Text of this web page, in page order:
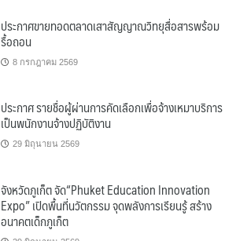
ประกาศขายทอดตลาดเสาสัญญาณวิทยุสื่อสารพร้อม
รื้อถอน
8 กรกฎาคม 2569
ประกาศ รายชื่อผู้ผ่านการคัดเลือกเพื่อจ้างเหมาบริการ
เป็นพนักงานจ้างปฏิบัติงาน
29 มิถุนายน 2569
จังหวัดภูเก็ต จัด“Phuket Education Innovation
Expo” เปิดพื้นที่นวัตกรรม จุดพลังการเรียนรู้ สร้าง
อนาคตเด็กภูเก็ต